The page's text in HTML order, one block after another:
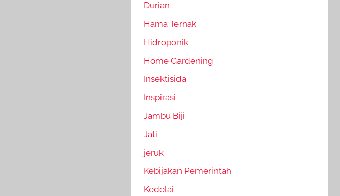
Durian
Hama Ternak
Hidroponik
Home Gardening
Insektisida
Inspirasi
Jambu Biji
Jati
jeruk
Kebijakan Pemerintah
Kedelai